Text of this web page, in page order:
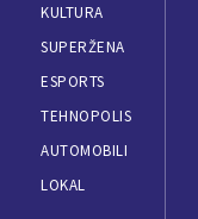
KULTURA
SUPERŽENA
ESPORTS
TEHNOPOLIS
AUTOMOBILI
LOKAL